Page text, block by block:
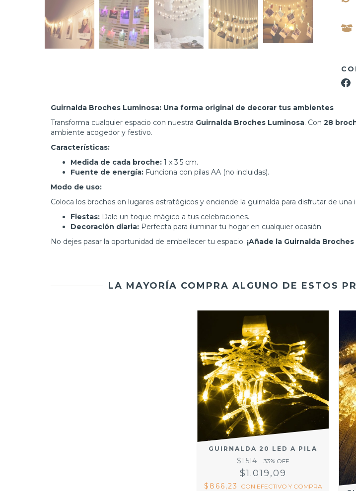
Guirnalda Broches Luminosa: Una forma original de decorar tus ambientes
Transforma cualquier espacio con nuestra Guirnalda Broches Luminosa. Con 28
ambiente acogedor y festivo.
Características:
Medida de cada broche: 1 x 3.5 cm.
Fuente de energía: Funciona con pilas AA (no incluidas).
Modo de uso:
Coloca los broches en lugares estratégicos y enciende la guirnalda para disfrutar de una
Fiestas: Dale un toque mágico a tus celebraciones.
Decoración diaria: Perfecta para iluminar tu hogar en cualquier ocasión.
No dejes pasar la oportunidad de embellecer tu espacio. ¡Añade la Guirnalda
GUIRNALDA 20 LED A PILA
$1.514 33 % OFF
$1.019,09